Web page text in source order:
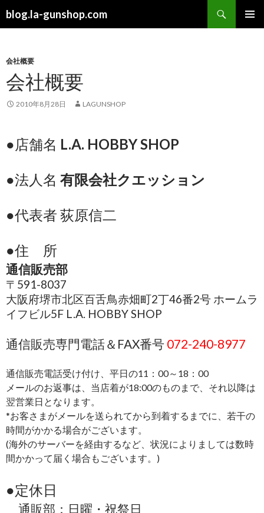
blog.la-gunshop.com
索
ン
ツ
へ
ス
会社概要
会社概要
2010年8月28日 LAGUNSHOP
●店舗名 L.A. HOBBY SHOP
●法人名 有限会社クエッション
●代表者 荻原信二
●住 所
通信販売部
〒591-8037
大阪府堺市北区百舌鳥赤畑町2丁46番2号 ホームラ
イフビル5F L.A. HOBBY SHOP
通信販売専門電話＆FAX番号 072-240-8977
通信販売電話受け付け、平日の11：00～18：00
メールのお返事は、当店着が18:00のものまで、それ以降は
翌営業日となります。
*お客さまがメールを送られてから到着するまでに、若干の
時間がかかる場合がございます。
(海外のサーバーを経由するなど、状況によりましては数時
間かかって届く場合もございます。)
●定休日
通販部：日曜・祝祭日